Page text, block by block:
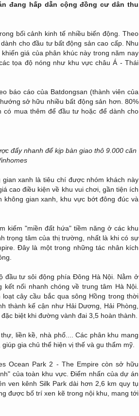
đang hấp dẫn cộng đồng cư dân thu
bối cảnh kinh tế nhiều biến động. Theo
cho đầu tư bất động sản cao cấp. Nhu
giá của phân khúc này trong năm nay
tọa độ nóng như khu vực châu Á - Thái
báo cáo của Batdongsan (thành viên của
sở hữu nhiều bất động sản hơn. 80%
mua thêm để đầu tư hoặc để dành cho
đẩy nhanh để kịp bàn giao thô 9.000 căn
xanh là tiêu chí được nhóm khách này
cao điều kiện về khu vui chơi, gần tiện ích
gian xanh, khu vực bớt đông đúc và
kiếm "miền đất hứa" tiềm năng ở các khu
trọng tâm của thị trường, nhất là khi có sự
Đây là một trong những tác nhân kích
đầu tư sôi động phía Đông Hà Nội. Nằm ở
nối nhanh chóng về trung tâm Hà Nội.
cây cầu bắc qua sông Hồng trong thời
thành kế cận như Hải Dương, Hải Phòng,
biệt khi đường vành đai 3,5 hoàn thành.
liền kề, nhà phố.... Các phân khu mang
gia chủ thể hiện vị thế và gu thẩm mỹ.
Ocean Park 2 - The Empire còn sở hữu
của toàn khu vực. Điểm nhấn của dự án
ven kênh Silk Park dài hơn 2,6 km quy tụ
được bố trí xen kẽ trong nội khu, mang tới